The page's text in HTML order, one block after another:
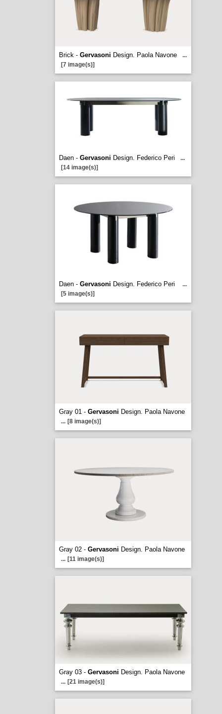
Brick - Gervasoni Design. Paola Navone
...
[7 image(s)]
Daen - Gervasoni Design. Federico Peri
...
[14 image(s)]
Daen - Gervasoni Design. Federico Peri
...
[5 image(s)]
Gray 01 - Gervasoni Design. Paola Navone
... [8 image(s)]
Gray 02 - Gervasoni Design. Paola Navone
... [11 image(s)]
Gray 03 - Gervasoni Design. Paola Navone
... [21 image(s)]